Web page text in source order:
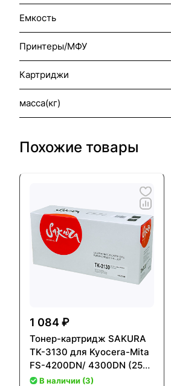
Емкость
Принтеры/МФУ
Картриджи
масса(кг)
Похожие товары
1 084 ₽
Тонер-картридж SAKURA
TK-3130 для Kyocera-Mita
FS-4200DN/ 4300DN (25
000стр.) Черный (Black)
В наличии (3)